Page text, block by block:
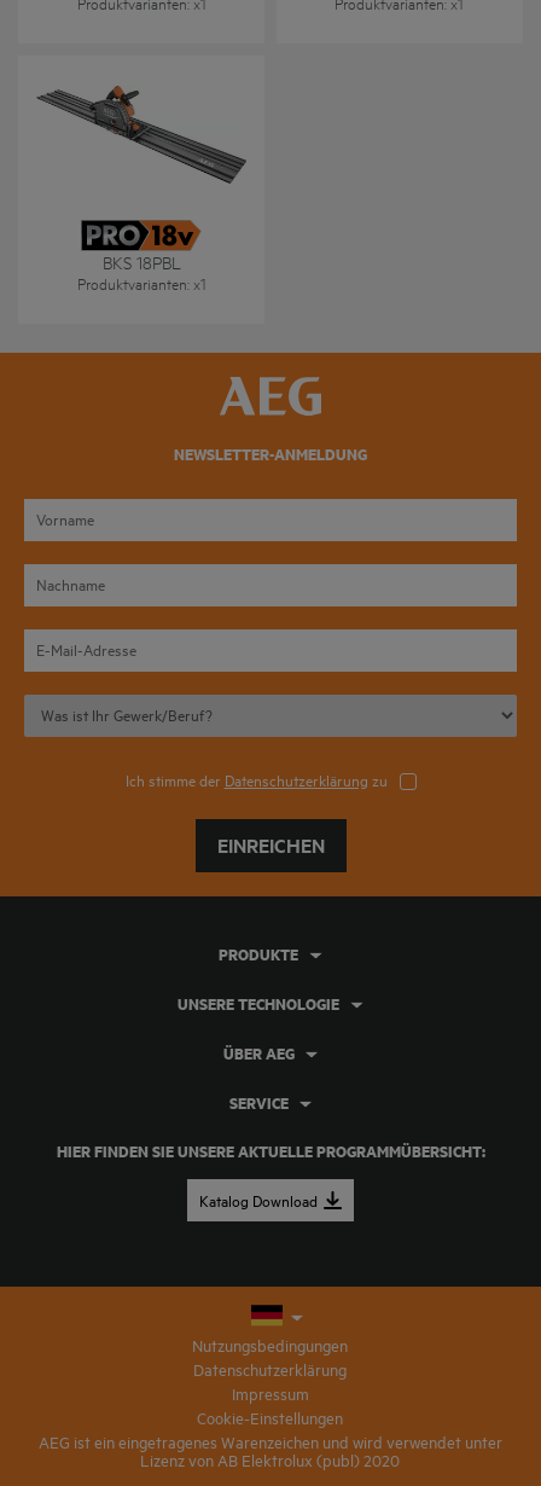
BKS 18PBL
Produktvarianten: x1
NEWSLETTER-ANMELDUNG
Ich stimme der Datenschutzerklärung zu
EINREICHEN
HIER FINDEN SIE UNSERE AKTUELLE PROGRAMMÜBERSICHT:
Katalog Download
PRODUKTE
UNSERE TECHNOLOGIE
ÜBER AEG
SERVICE
Nutzungsbedingungen
Datenschutzerklärung
Impressum
Cookie-Einstellungen
AEG ist ein eingetragenes Warenzeichen und wird verwendet unter
Lizenz von AB Elektrolux (publ) 2020